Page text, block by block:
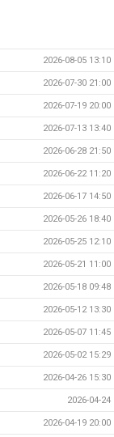
2026-08-05 13:10
2026-07-30 21:00
2026-07-19 20:00
2026-07-13 13:40
2026-06-28 21:50
2026-06-22 11:20
2026-06-17 14:50
2026-05-26 18:40
2026-05-25 12:10
2026-05-21 11:00
2026-05-18 09:48
2026-05-12 13:30
2026-05-07 11:45
2026-05-02 15:29
2026-04-26 15:30
2026-04-24
2026-04-19 20:00